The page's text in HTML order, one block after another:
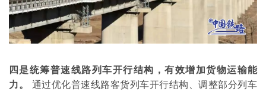
四是统筹普速线路列车开行结构，有效增加货物运输能
力。
通过优化普速线路客货列车开行结构、调整部分列车